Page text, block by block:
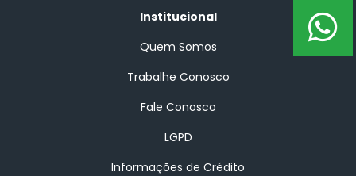
Institucional
Quem Somos
Trabalhe Conosco
Fale Conosco
LGPD
Informações de Crédito